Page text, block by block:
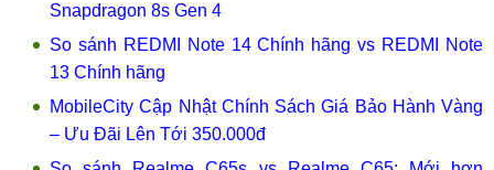
Snapdragon 8s Gen 4
So sánh REDMI Note 14 Chính hãng vs REDMI Note
13 Chính hãng
MobileCity Cập Nhật Chính Sách Giá Bảo Hành Vàng
– Ưu Đãi Lên Tới 350.000đ